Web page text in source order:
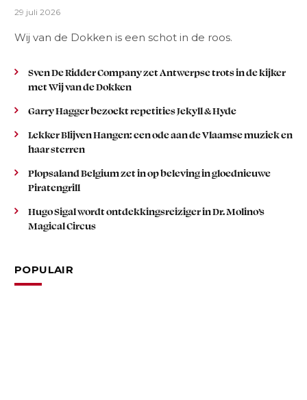
29 juli 2026
Wij van de Dokken is een schot in de roos.
Sven De Ridder Company zet Antwerpse trots in de kijker
met Wij van de Dokken
Garry Hagger bezoekt repetities Jekyll & Hyde
Lekker Blijven Hangen: een ode aan de Vlaamse muziek en
haar sterren
Plopsaland Belgium zet in op beleving in gloednieuwe
Piratengrill
Hugo Sigal wordt ontdekkingsreiziger in Dr. Molino’s
Magical Circus
POPULAIR